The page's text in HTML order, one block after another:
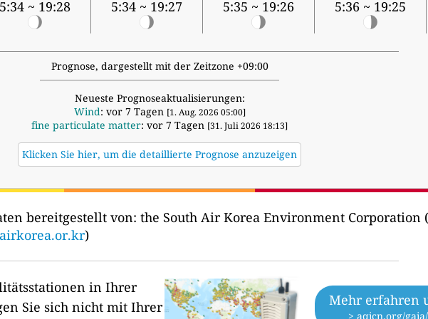
5:34 ~ 19:28 5:34 ~ 19:27 5:35 ~ 19:26 5:36 ~ 19:25
Prognose, dargestellt mit der Zeitzone +09:00
Neueste Prognoseaktualisierungen:
Wind: vor 7 Tagen [1. Aug. 2026 05:00]
fine particulate matter: vor 7 Tagen [31. Juli 2026 18:13]
Klicken Sie hier, um die detaillierte Prognose anzuzeigen
bereitgestellt von: the South Air Korea Environment Corporation (
airkorea.or.kr)
in Ihrer
Sie sich nicht mit Ihrer
Mehr erfahren
> aqicn.org/